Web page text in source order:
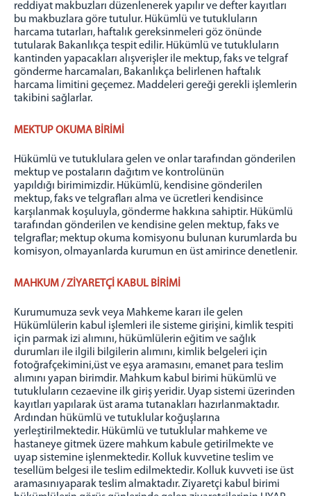
reddiyat makbuzları düzenlenerek yapılır ve defter kayıtları
bu makbuzlara göre tutulur. Hükümlü ve tutukluların
harcama tutarları, haftalık gereksinmeleri göz önünde
tutularak Bakanlıkça tespit edilir. Hükümlü ve tutukluların
kantinden yapacakları alışverişler ile mektup, faks ve telgraf
gönderme harcamaları, Bakanlıkça belirlenen haftalık
harcama limitini geçemez. Maddeleri gereği gerekli işlemlerin
takibini sağlarlar.
MEKTUP OKUMA BİRİMİ
Hükümlü ve tutuklulara gelen ve onlar tarafından gönderilen
mektup ve postaların dağıtım ve kontrolünün
yapıldığı birimimizdir. Hükümlü, kendisine gönderilen
mektup, faks ve telgrafları alma ve ücretleri kendisince
karşılanmak koşuluyla, gönderme hakkına sahiptir. Hükümlü
tarafından gönderilen ve kendisine gelen mektup, faks ve
telgraflar; mektup okuma komisyonu bulunan kurumlarda bu
komisyon, olmayanlarda kurumun en üst amirince denetlenir.
MAHKUM / ZİYARETÇİ KABUL BİRİMİ
Kurumumuza sevk veya Mahkeme kararı ile gelen
Hükümlülerin kabul işlemleri ile sisteme girişini, kimlik tespiti
için parmak izi alımını, hükümlülerin eğitim ve sağlık
durumları ile ilgili bilgilerin alımını, kimlik belgeleri için
fotoğrafçekimini,üst ve eşya aramasını, emanet para teslim
alımını yapan birimdir. Mahkum kabul birimi hükümlü ve
tutukluların cezaevine ilk giriş yeridir. Uyap sistemi üzerinden
kayıtları yapılarak üst arama tutanakları hazırlanmaktadır.
Ardından hükümlü ve tutuklular koğuşlarına
yerleştirilmektedir. Hükümlü ve tutuklular mahkeme ve
hastaneye gitmek üzere mahkum kabule getirilmekte ve
uyap sistemine işlenmektedir. Kolluk kuvvetine teslim ve
tesellüm belgesi ile teslim edilmektedir. Kolluk kuvveti ise üst
aramasınıyaparak teslim almaktadır. Ziyaretçi kabul birimi